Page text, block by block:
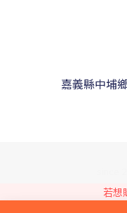
若想
嘉義縣中埔